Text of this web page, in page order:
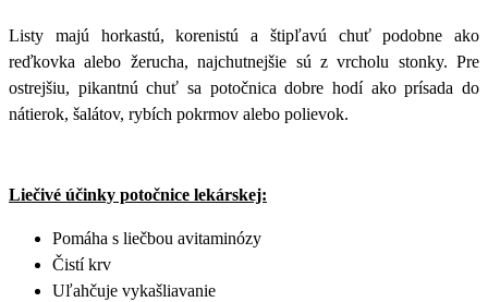
Listy majú horkastú, korenistú a štipľavú chuť podobne ako
reďkovka alebo žerucha, najchutnejšie sú z vrcholu stonky. Pre
ostrejšiu, pikantnú chuť sa potočnica dobre hodí ako prísada do
nátierok, šalátov, rybích pokrmov alebo polievok.
Liečivé účinky potočnice lekárskej:
Pomáha s liečbou avitaminózy
Čistí krv
Uľahčuje vykašliavanie